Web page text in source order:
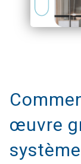
œuvre